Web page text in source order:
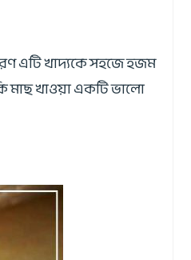
এটি খাদ্যকে সহজে হজম
মাছ খাওয়া একটি ভালো